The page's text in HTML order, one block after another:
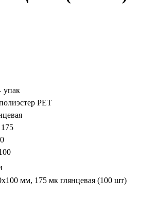
упак
PET
175
мм, 175 мк глянцевая (100 шт)